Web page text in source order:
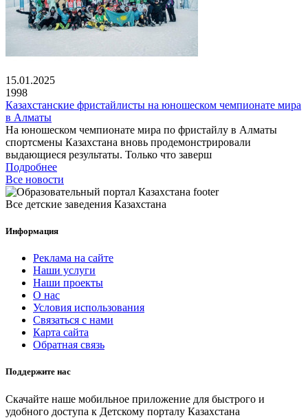
15.01.2025
1998
Казахстанские фристайлисты на юношеском чемпионате мира
в Алматы
На юношеском чемпионате мира по фристайлу в Алматы
спортсмены Казахстана вновь продемонстрировали
выдающиеся результаты. Только что заверш
Подробнее
Все новости
Все детские заведения Казахстана
Информация
Реклама на сайте
Наши услуги
Наши проекты
О нас
Условия использования
Связаться с нами
Карта сайта
Обратная связь
Поддержите нас
Скачайте наше мобильное приложение для быстрого и
удобного доступа к Детскому порталу Казахстана